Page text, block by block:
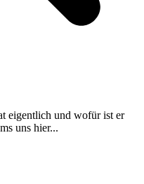
eigentlich und wofür ist er
uns hier...